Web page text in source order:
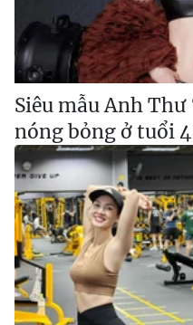
Siêu mẫu Anh
nóng bỏng ở tuổi